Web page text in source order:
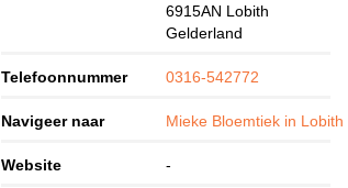
6915AN Lobith
Gelderland
Telefoonnummer 0316-542772
Navigeer naar Mieke Bloemtiek in Lobith
Website -